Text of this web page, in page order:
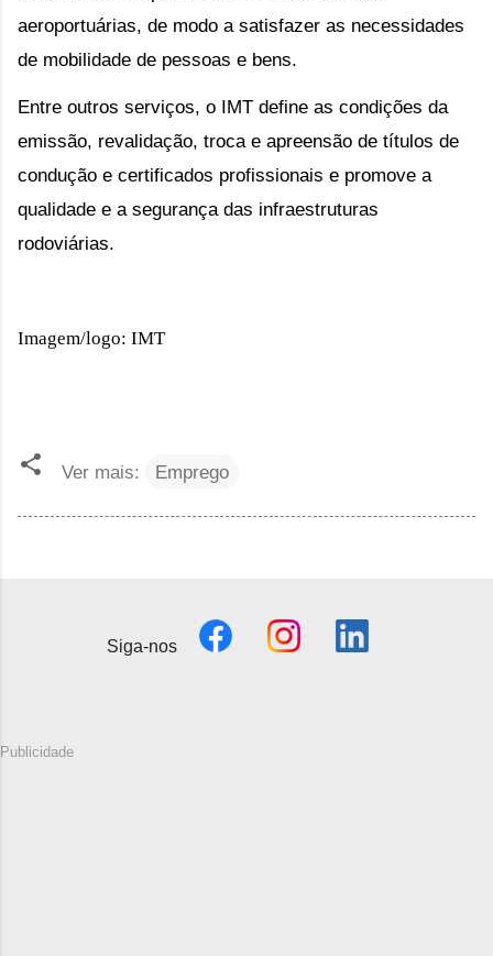
aeroportuárias, de modo a satisfazer as necessidades
de mobilidade de pessoas e bens.
Entre outros serviços, o IMT define as condições da
emissão, revalidação, troca e apreensão de títulos de
condução e certificados profissionais e promove a
qualidade e a segurança das infraestruturas
rodoviárias.
Imagem/logo: IMT
Ver mais: Emprego
Siga-nos
Publicidade